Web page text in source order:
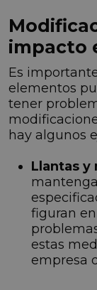
impacto
Es
elementos
tener
hay algunos
Llantas y
figuran
estas
empresa